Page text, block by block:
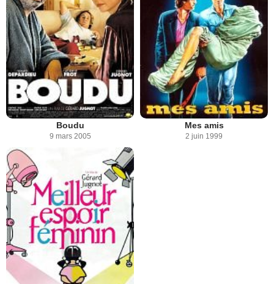
Boudu
9 mars 2005
Mes amis
2 juin 1999